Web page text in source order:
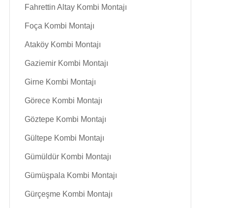
Fahrettin Altay Kombi Montajı
Foça Kombi Montajı
Ataköy Kombi Montajı
Gaziemir Kombi Montajı
Girne Kombi Montajı
Görece Kombi Montajı
Göztepe Kombi Montajı
Gültepe Kombi Montajı
Gümüldür Kombi Montajı
Gümüşpala Kombi Montajı
Gürçeşme Kombi Montajı